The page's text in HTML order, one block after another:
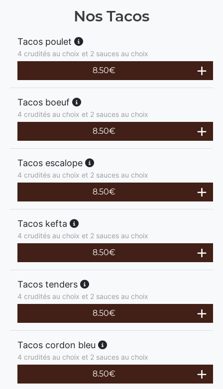
Nos Tacos
Tacos poulet
4 crudités au choix et 2 sauces au choix
8.50€
Tacos boeuf
4 crudités au choix et 2 sauces au choix
8.50€
Tacos escalope
4 crudités au choix et 2 sauces au choix
8.50€
Tacos kefta
4 crudités au choix et 2 sauces au choix
8.50€
Tacos tenders
4 crudités au choix et 2 sauces au choix
8.50€
Tacos cordon bleu
4 crudités au choix et 2 sauces au choix
8.50€